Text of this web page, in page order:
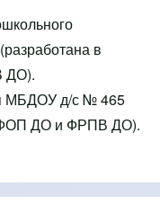
в
ДО).
МБДОУ д/с № 465
ФОП ДО и ФРПВ ДО).